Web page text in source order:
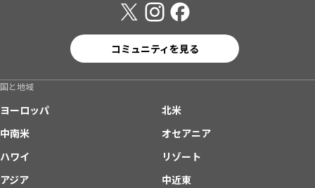
コミュニティを見る
国と地域
ヨーロッパ
北米
中南米
オセアニア
ハワイ
リゾート
アジア
中近東